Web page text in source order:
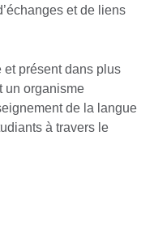
et de liens
et présent dans plus
un organisme
de la langue
à travers le